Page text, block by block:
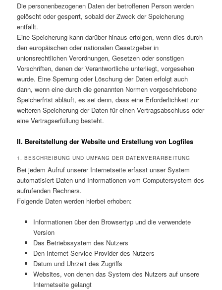
Die personenbezogenen Daten der betroffenen Person werden
gelöscht oder gesperrt, sobald der Zweck der Speicherung
entfällt.
Eine Speicherung kann darüber hinaus erfolgen, wenn dies durch
den europäischen oder nationalen Gesetzgeber in
unionsrechtlichen Verordnungen, Gesetzen oder sonstigen
Vorschriften, denen der Verantwortliche unterliegt, vorgesehen
wurde. Eine Sperrung oder Löschung der Daten erfolgt auch
dann, wenn eine durch die genannten Normen vorgeschriebene
Speicherfrist abläuft, es sei denn, dass eine Erforderlichkeit zur
weiteren Speicherung der Daten für einen Vertragsabschluss oder
eine Vertragserfüllung besteht.
II. Bereitstellung der Website und Erstellung von Logfiles
1. BESCHREIBUNG UND UMFANG DER DATENVERARBEITUNG
Bei jedem Aufruf unserer Internetseite erfasst unser System
automatisiert Daten und Informationen vom Computersystem des
aufrufenden Rechners.
Folgende Daten werden hierbei erhoben:
Informationen über den Browsertyp und die verwendete
Version
Das Betriebssystem des Nutzers
Den Internet-Service-Provider des Nutzers
Datum und Uhrzeit des Zugriffs
Websites, von denen das System des Nutzers auf unsere
Internetseite gelangt